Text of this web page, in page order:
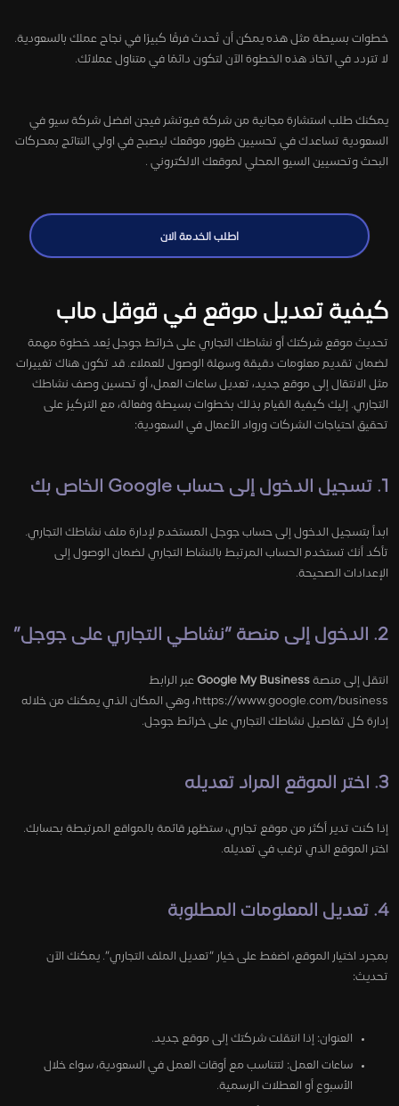
خطوات بسيطة مثل هذه يمكن أن تُحدث فرقًا كبيرًا في نجاح عملك بالسعودية.
لا تتردد في اتخاذ هذه الخطوة الآن لتكون دائمًا في متناول عملائك.
يمكنك طلب استشارة مجانية من شركة فيوتشر فيجن افضل شركة سيو في
السعودية تساعدك في تحسيين ظهور موقعك ليصبح في اولي النتائج بمحركات
البحث وتحسيين السيو المحلي لموقعك الالكتروني .
اطلب الخدمة الان
كيفية تعديل موقع في قوقل ماب
تحديث موقع شركتك أو نشاطك التجاري على خرائط جوجل يُعد خطوة مهمة
لضمان تقديم معلومات دقيقة وسهلة الوصول للعملاء. قد تكون هناك تغييرات
مثل الانتقال إلى موقع جديد، تعديل ساعات العمل، أو تحسين وصف نشاطك
التجاري. إليك كيفية القيام بذلك بخطوات بسيطة وفعالة، مع التركيز على
تحقيق احتياجات الشركات ورواد الأعمال في السعودية:
1. تسجيل الدخول إلى حساب Google الخاص بك
ابدأ بتسجيل الدخول إلى حساب جوجل المستخدم لإدارة ملف نشاطك التجاري.
تأكد أنك تستخدم الحساب المرتبط بالنشاط التجاري لضمان الوصول إلى
الإعدادات الصحيحة.
2. الدخول إلى منصة “نشاطي التجاري على جوجل”
انتقل إلى منصة Google My Business عبر الرابط
https://www.google.com/business، وهي المكان الذي يمكنك من خلاله
إدارة كل تفاصيل نشاطك التجاري على خرائط جوجل.
3. اختر الموقع المراد تعديله
إذا كنت تدير أكثر من موقع تجاري، ستظهر قائمة بالمواقع المرتبطة بحسابك.
اختر الموقع الذي ترغب في تعديله.
4. تعديل المعلومات المطلوبة
بمجرد اختيار الموقع، اضغط على خيار “تعديل الملف التجاري”. يمكنك الآن
تحديث:
العنوان: إذا انتقلت شركتك إلى موقع جديد.
ساعات العمل: لتتناسب مع أوقات العمل في السعودية، سواء خلال
الأسبوع أو العطلات الرسمية.